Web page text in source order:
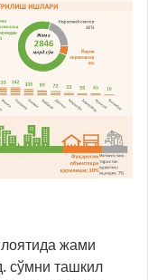
жами
сўмни ташкил